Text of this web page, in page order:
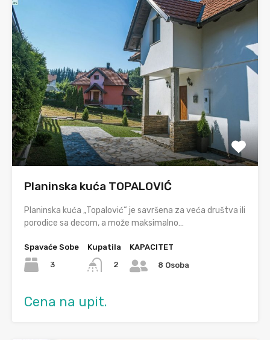
Planinska kuća TOPALOVIĆ
Planinska kuća „Topalović“ je savršena za veća društva ili
porodice sa decom, a može maksimalno…
Spavaće Sobe
3
Kupatila
2
KAPACITET
8 Osoba
Cena na upit.